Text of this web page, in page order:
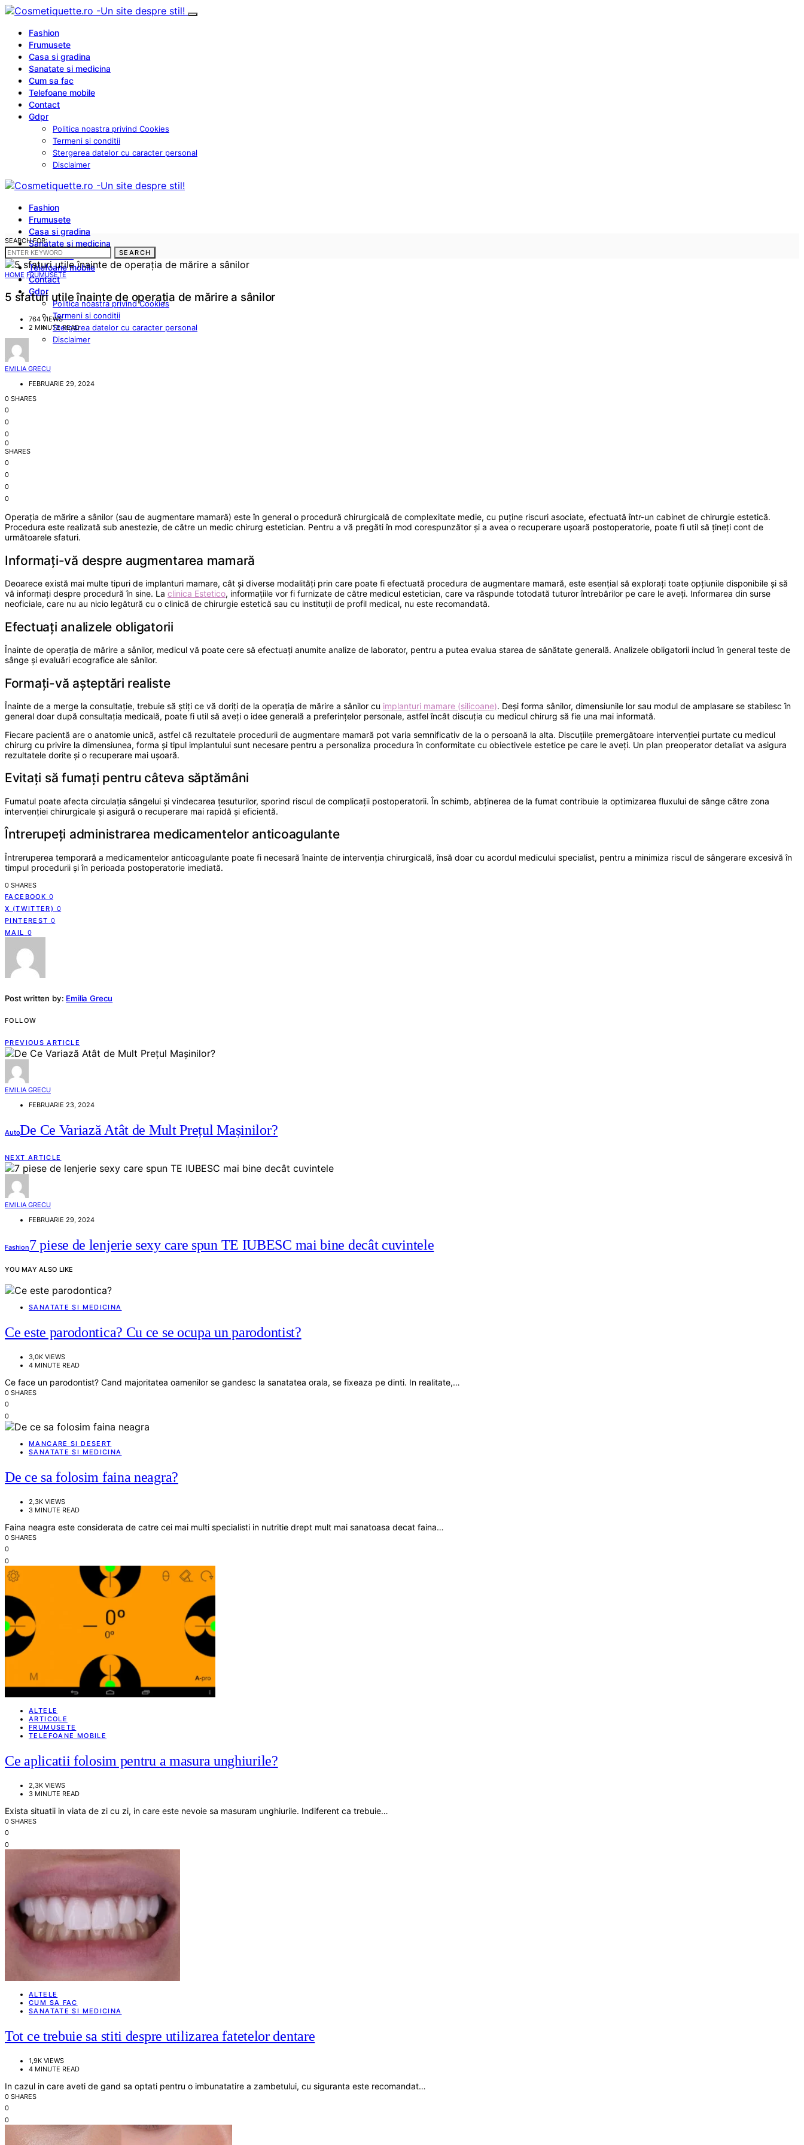
Fashion
Frumusete
Casa si gradina
Sanatate si medicina
Cum sa fac
Telefoane mobile
Contact
Gdpr
Politica noastra privind Cookies
Termeni si conditii
Stergerea datelor cu caracter personal
Disclaimer
Fashion
Frumusete
Casa si gradina
Sanatate si medicina
Cum sa fac
Telefoane mobile
Contact
Gdpr
Politica noastra privind Cookies
Termeni si conditii
Stergerea datelor cu caracter personal
Disclaimer
SEARCH FOR:
SEARCH
HOME FRUMUSETE
5 sfaturi utile înainte de operația de mărire a sânilor
764 VIEWS
2 MINUTE READ
EMILIA GRECU
FEBRUARIE 29, 2024
0 SHARES
0
0
0
0
SHARES
0
0
0
0
Operația de mărire a sânilor (sau de augmentare mamară) este în general o procedură chirurgicală de complexitate medie, cu puține riscuri asociate, efectuată într-un cabinet de chirurgie estetică.
Procedura este realizată sub anestezie, de către un medic chirurg estetician. Pentru a vă pregăti în mod corespunzător și a avea o recuperare ușoară postoperatorie, poate fi util să țineți cont de
următoarele sfaturi.
Informați-vă despre augmentarea mamară
Deoarece există mai multe tipuri de implanturi mamare, cât și diverse modalități prin care poate fi efectuată procedura de augmentare mamară, este esențial să explorați toate opțiunile disponibile și să
vă informați despre procedură în sine. La clinica Estetico, informațiile vor fi furnizate de către medicul estetician, care va răspunde totodată tuturor întrebărilor pe care le aveți. Informarea din surse
neoficiale, care nu au nicio legătură cu o clinică de chirurgie estetică sau cu instituții de profil medical, nu este recomandată.
Efectuați analizele obligatorii
Înainte de operația de mărire a sânilor, medicul vă poate cere să efectuați anumite analize de laborator, pentru a putea evalua starea de sănătate generală. Analizele obligatorii includ în general teste de
sânge și evaluări ecografice ale sânilor.
Formați-vă așteptări realiste
Înainte de a merge la consultație, trebuie să știți ce vă doriți de la operația de mărire a sânilor cu implanturi mamare (silicoane). Deși forma sânilor, dimensiunile lor sau modul de amplasare se stabilesc în
general doar după consultația medicală, poate fi util să aveți o idee generală a preferințelor personale, astfel încât discuția cu medicul chirurg să fie una mai informată.
Fiecare pacientă are o anatomie unică, astfel că rezultatele procedurii de augmentare mamară pot varia semnificativ de la o persoană la alta. Discuțiile premergătoare intervenției purtate cu medicul
chirurg cu privire la dimensiunea, forma și tipul implantului sunt necesare pentru a personaliza procedura în conformitate cu obiectivele estetice pe care le aveți. Un plan preoperator detaliat va asigura
rezultatele dorite și o recuperare mai ușoară.
Evitați să fumați pentru câteva săptămâni
Fumatul poate afecta circulația sângelui și vindecarea țesuturilor, sporind riscul de complicații postoperatorii. În schimb, abținerea de la fumat contribuie la optimizarea fluxului de sânge către zona
intervenției chirurgicale și asigură o recuperare mai rapidă și eficientă.
Întrerupeți administrarea medicamentelor anticoagulante
Întreruperea temporară a medicamentelor anticoagulante poate fi necesară înainte de intervenția chirurgicală, însă doar cu acordul medicului specialist, pentru a minimiza riscul de sângerare excesivă în
timpul procedurii și în perioada postoperatorie imediată.
0 SHARES
FACEBOOK 0
X (TWITTER) 0
PINTEREST 0
MAIL
0
Post written by: Emilia Grecu
FOLLOW
PREVIOUS ARTICLE
EMILIA GRECU
FEBRUARIE 23, 2024
AutoDe Ce Variază Atât de Mult Prețul Mașinilor?
NEXT ARTICLE
EMILIA GRECU
FEBRUARIE 29, 2024
Fashion7 piese de lenjerie sexy care spun TE IUBESC mai bine decât cuvintele
YOU MAY ALSO LIKE
SANATATE SI MEDICINA
Ce este parodontica? Cu ce se ocupa un parodontist?
3,0K VIEWS
4 MINUTE READ
Ce face un parodontist? Cand majoritatea oamenilor se gandesc la sanatatea orala, se fixeaza pe dinti. In realitate,…
0 SHARES
0
0
MANCARE SI DESERT
SANATATE SI MEDICINA
De ce sa folosim faina neagra?
2,3K VIEWS
3 MINUTE READ
Faina neagra este considerata de catre cei mai multi specialisti in nutritie drept mult mai sanatoasa decat faina…
0 SHARES
0
0
ALTELE
ARTICOLE
FRUMUSETE
TELEFOANE MOBILE
Ce aplicatii folosim pentru a masura unghiurile?
2,3K VIEWS
3 MINUTE READ
Exista situatii in viata de zi cu zi, in care este nevoie sa masuram unghiurile. Indiferent ca trebuie…
0 SHARES
0
0
ALTELE
CUM SA FAC
SANATATE SI MEDICINA
Tot ce trebuie sa stiti despre utilizarea fatetelor dentare
1,9K VIEWS
4 MINUTE READ
In cazul in care aveti de gand sa optati pentru o imbunatatire a zambetului, cu siguranta este recomandat…
0 SHARES
0
0